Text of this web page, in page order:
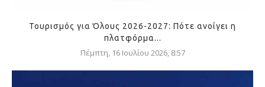
Τουρισμός για Όλους 2026-2027: Πότε ανοίγει η
πλατφόρμα...
Πέμπτη, 16 Ιουλίου 2026, 8:57